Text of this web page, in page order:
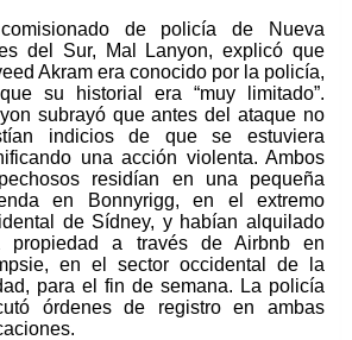
de policía de Nueva
del Sur, Mal Lanyon, explicó que
Akram era conocido por la policía,
su historial era “muy limitado”.
subrayó que antes del ataque no
indicios de que se estuviera
una acción violenta. Ambos
residían en una pequeña
en Bonnyrigg, en el extremo
de Sídney, y habían alquilado
propiedad a través de Airbnb en
en el sector occidental de la
para el fin de semana. La policía
órdenes de registro en ambas